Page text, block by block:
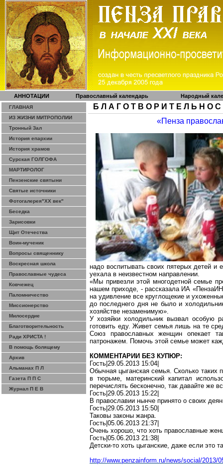
АННОТАЦИИ Православный календарь Народный
ГЛАВНАЯ
ИЗ ЖИЗНИ МИТРОПОЛИИ
Тронный Зал
История епархии
История храмов
Сурская ГОЛГОФА
МАРТИРОЛОГ
Пензенские святыни
Святые источники
Фотогалерея"ХХ век"
Беседка
Зарисовки
Щит Отечества
Воин-мученик
Вопросы священнику
Воскресная школа
Православные чудеса
Ковчежец
Паломничество
Миссионерство
Милосердие
Благотворительность
Ради ХРИСТА !
В помощь болящему
Архив
Альманах П Л
Газета П П С
Журнал П Е В
Б Л А Г О Т В О Р И Т Е Л Ь Н О С
«Пенза
надо воспитывать своих пятерых детей и
уехала в неизвестном направлении.
«Мы привезли этой многодетной семье
нашем приходе, - рассказала ИА «
на удивление все круглощекие и
до последнего дня не было и
хозяйстве незаменимую».
У хозяйки холодильник вызвал особую
готовить еду. Живет семья лишь на те
Союз православных женщин опекает
патронажем. Помочь этой семье может
КОММЕНТАРИИ БЕЗ КУПЮР:
Гость|29.05.2013 15:04|
Обычная цыганская семья. Сколько таких
в тюрьме, материнский капитал
перечислять бесконечно, так давайте же
Гость|29.05.2013 15:22|
В православии нынче принято о своих
Гость|29.05.2013 15:50|
Таковы законы жанра.
Гость|05.06.2013 21:37|
Очень хорошо, что хоть православные
Гость|05.06.2013 21:38|
Детски-то хоть цыганские, даже если это
http://www.penzainform.ru/news/social/2013/